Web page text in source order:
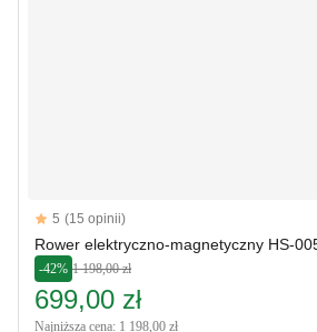
Reviews
5 out of 5 stars
5 (15 opinii)
Rower elektryczno-magnetyczny HS-
-42% 1 198,00 zł
699,00 zł
Najniższa cena: 1 198,00 zł